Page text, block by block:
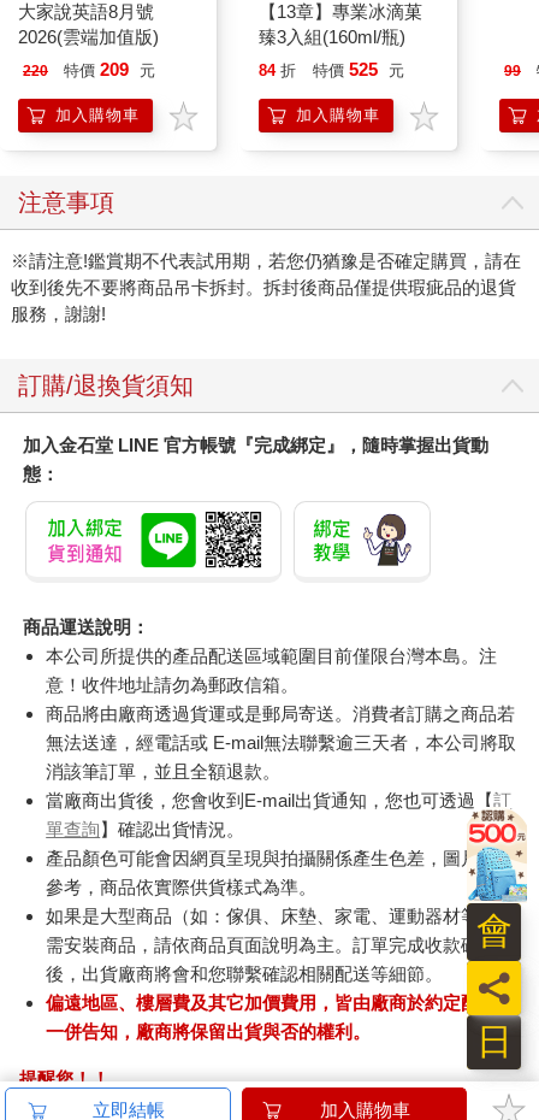
大家說英語8月號
2026(雲端加值版)
220 特價 209 元
加入購物車
【13章】專業冰滴菓
臻3入組(160ml/瓶)
84 折 特價 525 元
加入購物車
99
注意事項
※請注意!鑑賞期不代表試用期，若您仍猶豫是否確定購買，請在
收到後先不要將商品吊卡拆封。拆封後商品僅提供瑕疵品的退貨
服務，謝謝!
訂購/退換貨須知
加入金石堂 LINE 官方帳號『完成綁定』，隨時掌握出貨動
態：
商品運送說明：
本公司所提供的產品配送區域範圍目前僅限台灣本島。注
意！收件地址請勿為郵政信箱。
商品將由廠商透過貨運或是郵局寄送。消費者訂購之商品若
無法送達，經電話或 E-mail無法聯繫逾三天者，本公司將取
消該筆訂單，並且全額退款。
當廠商出貨後，您會收到E-mail出貨通知，您也可透過【訂
單查詢 】確認出貨情況。
產品顏色可能會因網頁呈現與拍攝關係產生色差，圖片僅供
參考，商品依實際供貨樣式為準。
如果是大型商品（如：傢俱、床墊、家電、運動器材等）及
需安裝商品，請依商品頁面說明為主。訂單完成收款確認
後，出貨廠商將會和您聯繫確認相關配送等細節。
偏遠地區、樓層費及其它加價費用，皆由廠商於約定配送時
一併告知，廠商將保留出貨與否的權利。
提醒您！！
金石堂及銀行均不會請您操作ATM! 如接獲電話要求您前往
日
員
會